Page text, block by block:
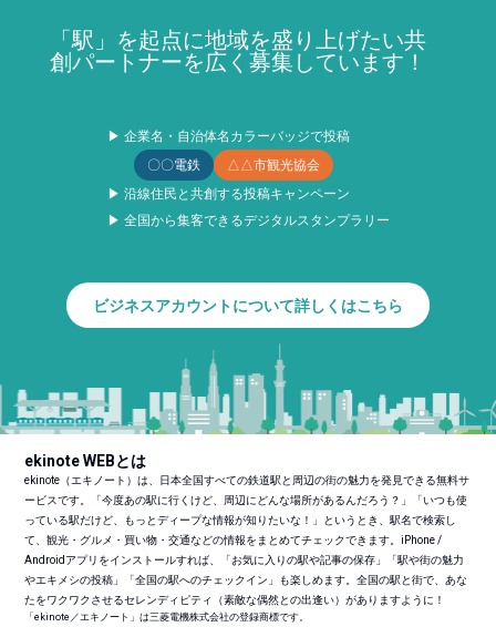
「駅」を起点に地域を盛り上げたい共
創パートナーを広く募集しています！
▶ 企業名・自治体名カラーバッジで投稿
〇〇電鉄
△△市観光協会
▶ 沿線住民と共創する投稿キャンペーン
▶ 全国から集客できるデジタルスタンプラリー
ビジネスアカウントについて詳しくはこちら
ekinote WEBとは
ekinote（エキノート）は、日本全国すべての鉄道駅と周辺の街の魅力を発見できる無料サ
ービスです。「今度あの駅に行くけど、周辺にどんな場所があるんだろう？」「いつも使
っている駅だけど、もっとディープな情報が知りたいな！」というとき、駅名で検索し
て、観光・グルメ・買い物・交通などの情報をまとめてチェックできます。iPhone /
Androidアプリをインストールすれば、「お気に入りの駅や記事の保存」「駅や街の魅力
やエキメシの投稿」「全国の駅へのチェックイン」も楽しめます。全国の駅と街で、あな
たをワクワクさせるセレンディピティ（素敵な偶然との出逢い）がありますように！
「ekinote／エキノート」は三菱電機株式会社の登録商標です。